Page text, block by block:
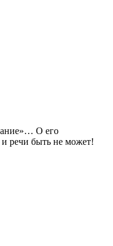
О его
и речи быть не может!